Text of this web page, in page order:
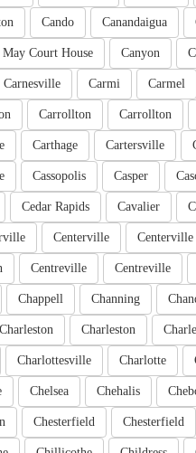
Canandaigua
Cando
Canyon
May Court House
Carmel
Carmi
Carnesville
Carrollton
Carrollton
Cartersville
Carthage
Casper
Cassopolis
Cavalier
Cedar Rapids
Centerville
Centerville
Centreville
Centreville
Channing
Chappell
Charleston
Charleston
Charlotte
Charlottesville
Chehalis
Chelsea
Chesterfield
Chesterfield